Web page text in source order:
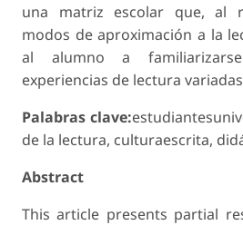
una matriz escolar que, al
modos de aproximación a la
al alumno a
experiencias de lectura
Palabras clave:
de la lectura, culturaescrita,
Abstract
This article presents partial